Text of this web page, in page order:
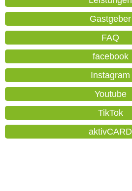
Gastgeber
FAQ
facebook
Instagram
Youtube
TikTok
aktivCARD